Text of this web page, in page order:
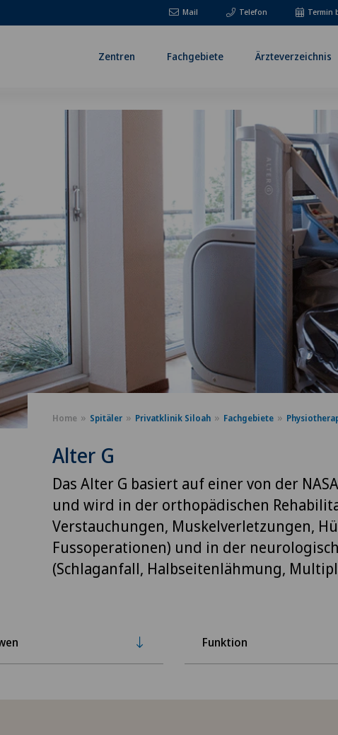
Mail Telefon Termin
Zentren Fachgebiete Ärzteverzeichnis
Home Spitäler Privatklinik Siloah Fachgebiete
Alter G
Das Alter G basiert auf einer von der
und wird in der orthopädischen
Verstauchungen, Muskelverletzungen,
Fussoperationen) und in der
(Schlaganfall, Halbseitenlähmung,
Funktion